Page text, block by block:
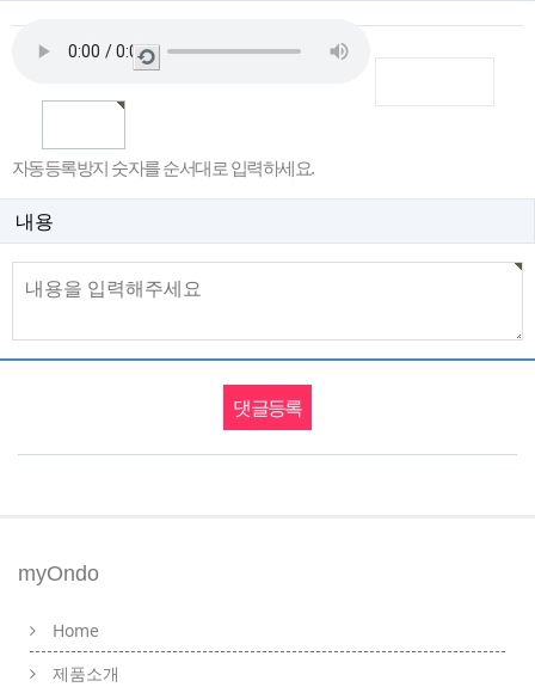
새
자동등록방지 숫자를 순서대로 입력하세요.
내용
myOndo
Home
제품소개